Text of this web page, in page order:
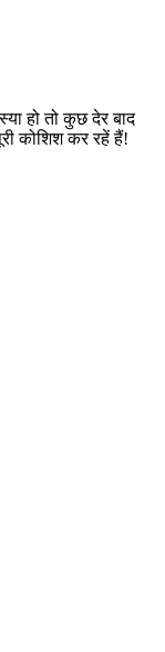
हो तो कुछ देर बाद
कोशिश कर रहें हैं!